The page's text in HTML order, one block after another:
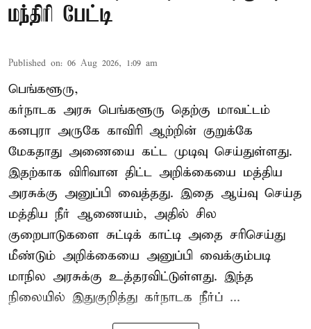
மந்திரி பேட்டி
Published on: 06 Aug 2026, 1:09 am
பெங்களூரு,
கர்நாடக அரசு பெங்களூரு தெற்கு மாவட்டம்
கனபுரா அருகே காவிரி ஆற்றின் குறுக்கே
மேகதாது அணையை கட்ட முடிவு செய்துள்ளது.
இதற்காக விரிவான திட்ட அறிக்கையை மத்திய
அரசுக்கு அனுப்பி வைத்தது. இதை ஆய்வு செய்த
மத்திய நீர் ஆணையம், அதில் சில
குறைபாடுகளை சுட்டிக் காட்டி அதை சரிசெய்து
மீண்டும் அறிக்கையை அனுப்பி வைக்கும்படி
மாநில அரசுக்கு உத்தரவிட்டுள்ளது. இந்த
நிலையில் இதுகுறித்து கர்நாடக நீர்ப் ...